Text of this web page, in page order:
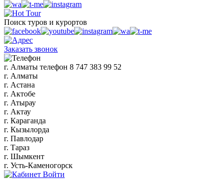
Поиск туров и курортов
Заказать звонок
г. Алматы телефон 8 747 383 99 52
г. Алматы
г. Астана
г. Актобе
г. Атырау
г. Актау
г. Караганда
г. Кызылорда
г. Павлодар
г. Тараз
г. Шымкент
г. Усть-Каменогорск
Войти